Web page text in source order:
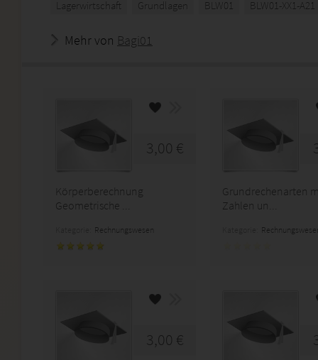
Lagerwirtschaft
Grundlagen BLW01 BLW01-XX1-A21
Mehr von Bagi01
3,00 €
Körperberechnung
Geometrische ...
Rechnungswesen
Grundrechenarten
Zahlen un...
3,00 €